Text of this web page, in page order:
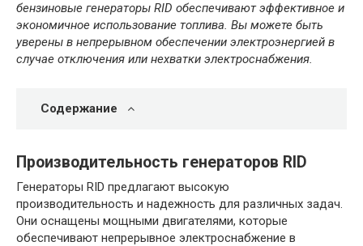
бензиновые генераторы RID обеспечивают эффективное и
экономичное использование топлива. Вы можете быть
уверены в непрерывном обеспечении электроэнергией в
случае отключения или нехватки электроснабжения.
Содержание
Производительность генераторов RID
Генераторы RID предлагают высокую
производительность и надежность для различных задач.
Они оснащены мощными двигателями, которые
обеспечивают непрерывное электроснабжение в